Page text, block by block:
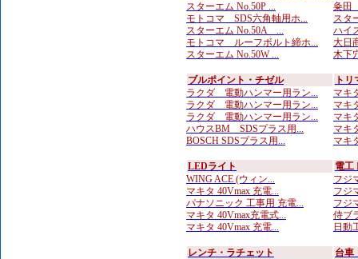
スターエム No.50P ...
モトコマ SDS六角軸用ホ...
スターエム No.50A ...
モトコマ ルーフボルト締ホ...
スターエム No.50W ...
粂田
スタ
ハイ
大日
木下
ブルポイント・チゼル
ラクダ 電動ハンマー用ラン...
ラクダ 電動ハンマー用ラン...
ラクダ 電動ハンマー用ラン...
ハウスBM SDSプラス用...
BOSCH SDSプラス用...
ト
マキ
マキ
マキ
マキ
マキ
LEDライト
WING ACE (ウィン...
マキタ 40Vmax 充電...
パナソニック 工事用 充電...
マキタ 40Vmax充電式...
マキタ 40Vmax 充電...
電工
フジ
フジ
フジ
侍ブ
日動
レンチ・ラチェット
台車